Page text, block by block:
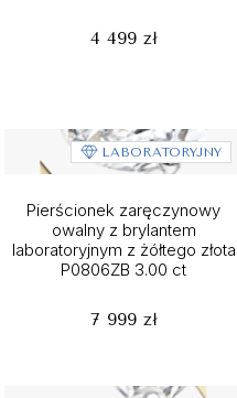
4 499 zł
LABORATORYJNY
Pierścionek zaręczynowy
owalny z brylantem
laboratoryjnym z żółtego złota
P0806ZB 3.00 ct
7 999 zł